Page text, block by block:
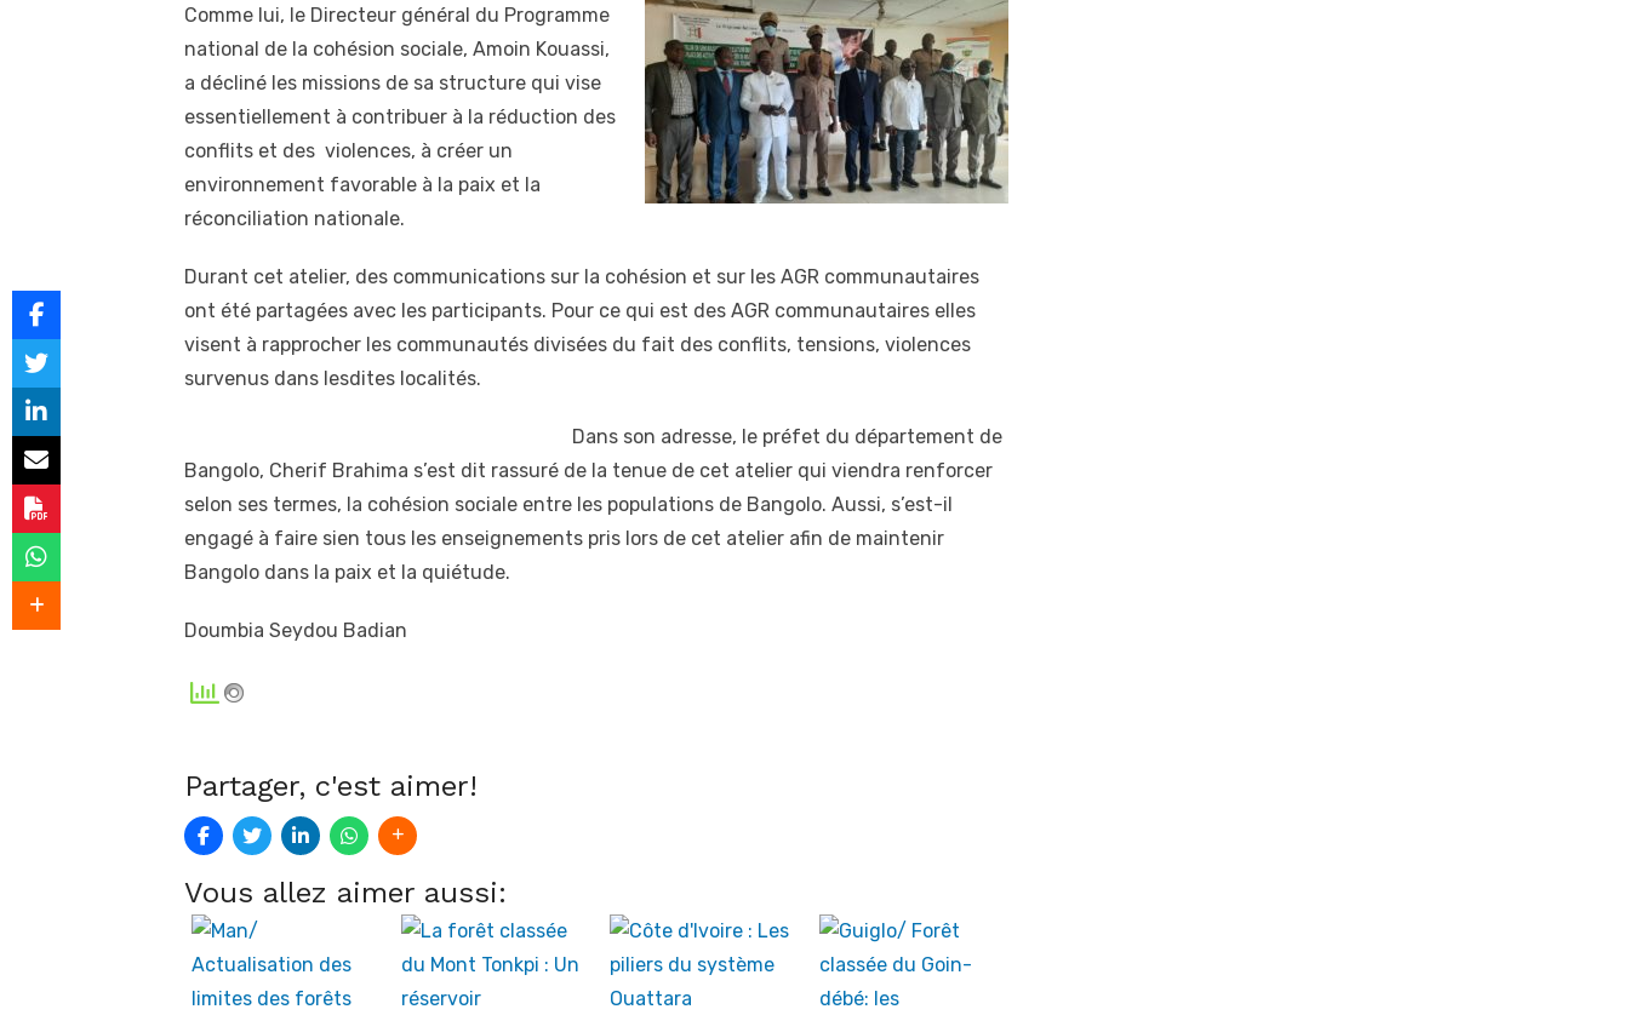
Comme lui, le Directeur général du Programme
national de la cohésion sociale, Amoin Kouassi,
a décliné les missions de sa structure qui vise
essentiellement à contribuer à la réduction des
conflits et des violences, à créer un
environnement favorable à la paix et la
réconciliation nationale.
Durant cet atelier, des communications sur la cohésion et sur les AGR communautaires
ont été partagées avec les participants. Pour ce qui est des AGR communautaires elles
visent à rapprocher les communautés divisées du fait des conflits, tensions, violences
survenus dans lesdites localités.
Dans son adresse, le préfet du département de
Bangolo, Cherif Brahima s’est dit rassuré de la tenue de cet atelier qui viendra renforcer
selon ses termes, la cohésion sociale entre les populations de Bangolo. Aussi, s’est-il
engagé à faire sien tous les enseignements pris lors de cet atelier afin de maintenir
Bangolo dans la paix et la quiétude.
Doumbia Seydou Badian
Partager, c'est aimer!
Vous allez aimer aussi: